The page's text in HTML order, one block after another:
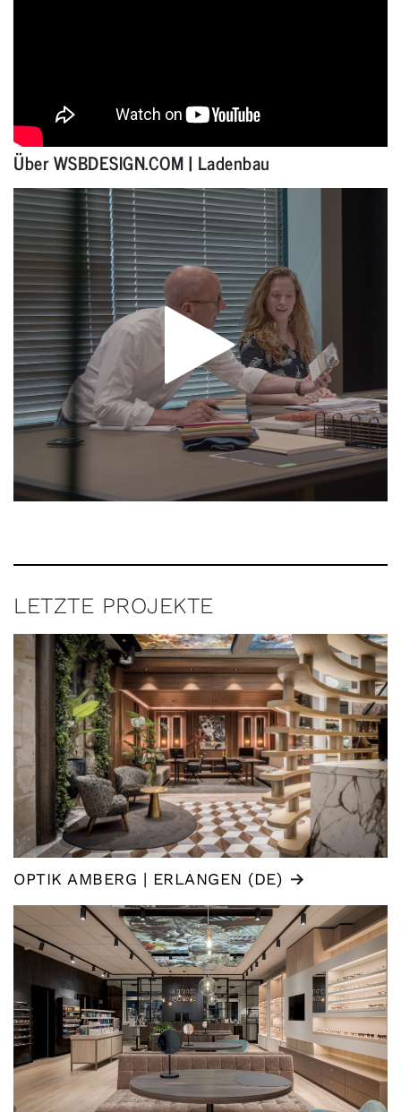
Über WSBDESIGN.COM | Ladenbau
LETZTE PROJEKTE
OPTIK AMBERG | ERLANGEN (DE)